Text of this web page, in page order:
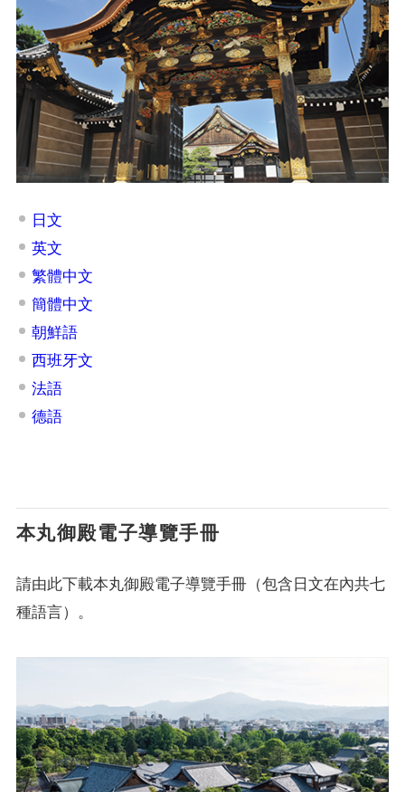
日文
英文
繁體中文
簡體中文
朝鮮語
西班牙文
法語
德語
本丸御殿電子導覽手冊
請由此下載本丸御殿電子導覽手冊（包含日文在內共七
種語言）。